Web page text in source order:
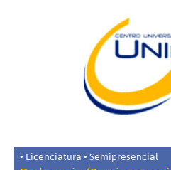
• Licenciatura • Semipresencial